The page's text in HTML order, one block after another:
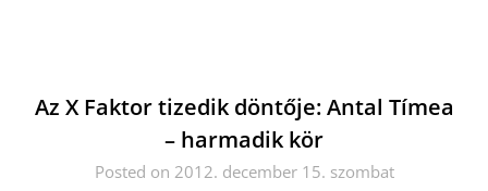
Az X Faktor tizedik döntője: Antal Tímea
– harmadik kör
Posted on 2012. december 15. szombat